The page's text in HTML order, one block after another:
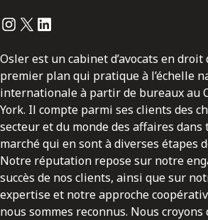
Instagram
Twitter
LinkedIn
Osler est un cabinet d’avocats en
premier plan qui pratique à l’échelle
internationale à partir de bureaux au
York. Il compte parmi ses clients des
secteur et du monde des affaires dans
marché qui en sont à diverses étapes
Notre réputation repose sur notre
succès de nos clients, ainsi que sur
expertise et notre approche
nous sommes reconnus. Nous